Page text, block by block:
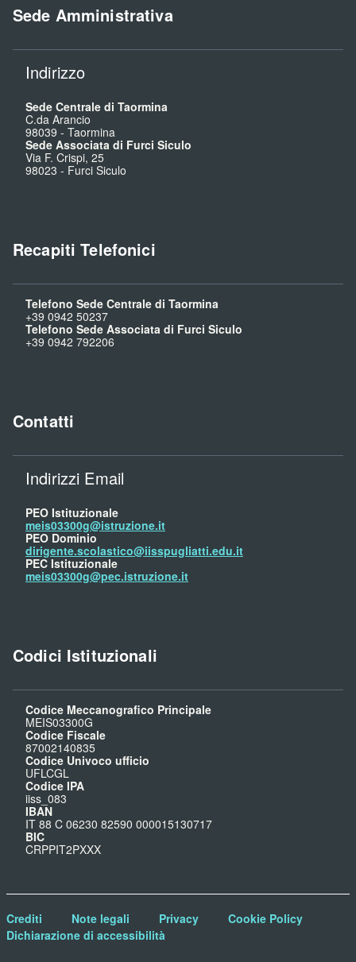
Sede Amministrativa
Indirizzo
Sede Centrale di Taormina
C.da Arancio
98039 - Taormina
Sede Associata di Furci Siculo
Via F. Crispi, 25
98023 - Furci Siculo
Recapiti Telefonici
Telefono Sede Centrale di Taormina
+39 0942 50237
Telefono Sede Associata di Furci Siculo
+39 0942 792206
Contatti
Indirizzi Email
PEO Istituzionale
meis03300g@istruzione.it
PEO Dominio
dirigente.scolastico@iisspugliatti.edu.it
PEC Istituzionale
meis03300g@pec.istruzione.it
Codici Istituzionali
Codice Meccanografico Principale
MEIS03300G
Codice Fiscale
87002140835
Codice Univoco ufficio
UFLCGL
Codice IPA
iiss_083
IBAN
IT 88 C 06230 82590 000015130717
BIC
CRPPIT2PXXX
Crediti Note legali Privacy
Cookie Policy
Dichiarazione di accessibilità